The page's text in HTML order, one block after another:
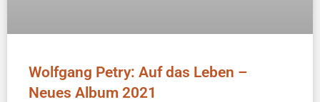
Wolfgang Petry: Auf das Leben –
Neues Album 2021